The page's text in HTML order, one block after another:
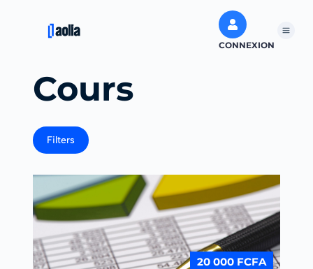
CONNEXION
Cours
Filters
20 000 FCFA